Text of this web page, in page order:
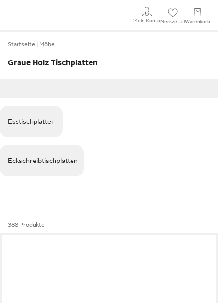
Mein KontoMerkzettel Warenkorb
Startseite Möbel
Graue Holz Tischplatten
Esstischplatten
Eckschreibtischplatten
388 Produkte